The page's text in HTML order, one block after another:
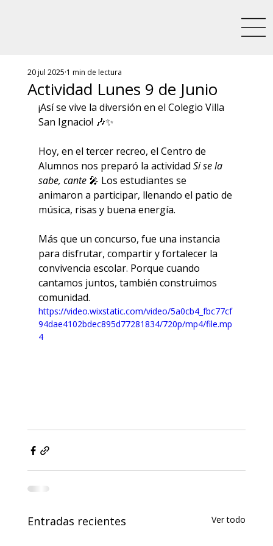
Actividad Lunes 9 de Junio
20 jul 2025 1 min de lectura
¡Así se vive la diversión en el Colegio Villa
San Ignacio! 🎶✨
Hoy, en el tercer recreo, el Centro de
Alumnos nos preparó la actividad Si se la
sabe, cante 🎤 Los estudiantes se
animaron a participar, llenando el patio de
música, risas y buena energía.
Más que un concurso, fue una instancia
para disfrutar, compartir y fortalecer la
convivencia escolar. Porque cuando
cantamos juntos, también construimos
comunidad.
https://video.wixstatic.com/video/5a0cb4_fbc77cf
94dae4102bdec895d77281834/720p/mp4/file.mp
4
Entradas recientes Ver todo